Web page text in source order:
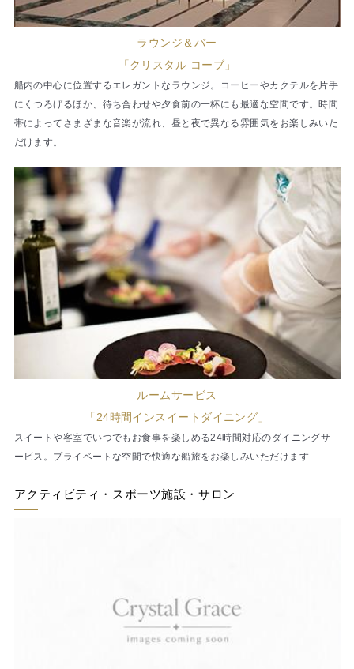
ラウンジ＆バー
「クリスタル コーブ」
船内の中心に位置するエレガントなラウンジ。コーヒーやカクテルを片手
にくつろげるほか、待ち合わせや夕食前の一杯にも最適な空間です。時間
帯によってさまざまな音楽が流れ、昼と夜で異なる雰囲気をお楽しみいた
だけます。
ルームサービス
「24時間インスイートダイニング」
スイートや客室でいつでもお食事を楽しめる24時間対応のダイニングサ
ービス。プライベートな空間で快適な船旅をお楽しみいただけます
アクティビティ・スポーツ施設・サロン